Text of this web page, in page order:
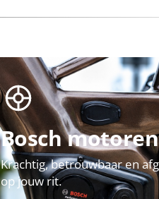
Bosch motoren
Krachtig, betrouwbaar en
op jouw rit.